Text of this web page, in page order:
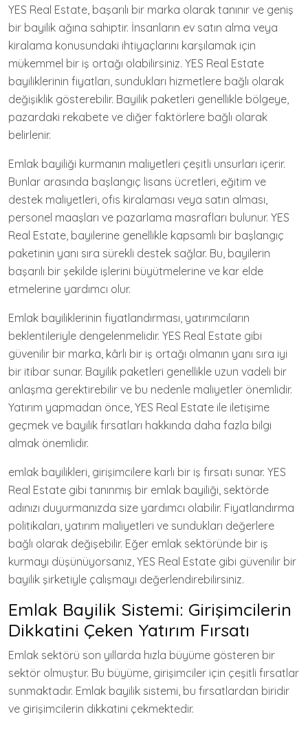
YES Real Estate, başarılı bir marka olarak tanınır ve geniş
bir bayilik ağına sahiptir. İnsanların ev satın alma veya
kiralama konusundaki ihtiyaçlarını karşılamak için
mükemmel bir iş ortağı olabilirsiniz. YES Real Estate
bayiliklerinin fiyatları, sundukları hizmetlere bağlı olarak
değişiklik gösterebilir. Bayilik paketleri genellikle bölgeye,
pazardaki rekabete ve diğer faktörlere bağlı olarak
belirlenir.
Emlak bayiliği kurmanın maliyetleri çeşitli unsurları içerir.
Bunlar arasında başlangıç ​​lisans ücretleri, eğitim ve
destek maliyetleri, ofis kiralaması veya satın alması,
personel maaşları ve pazarlama masrafları bulunur. YES
Real Estate, bayilerine genellikle kapsamlı bir başlangıç ​​
paketinin yanı sıra sürekli destek sağlar. Bu, bayilerin
başarılı bir şekilde işlerini büyütmelerine ve kar elde
etmelerine yardımcı olur.
Emlak bayiliklerinin fiyatlandırması, yatırımcıların
beklentileriyle dengelenmelidir. YES Real Estate gibi
güvenilir bir marka, kârlı bir iş ortağı olmanın yanı sıra iyi
bir itibar sunar. Bayilik paketleri genellikle uzun vadeli bir
anlaşma gerektirebilir ve bu nedenle maliyetler önemlidir.
Yatırım yapmadan önce, YES Real Estate ile iletişime
geçmek ve bayilik fırsatları hakkında daha fazla bilgi
almak önemlidir.
emlak bayilikleri, girişimcilere karlı bir iş fırsatı sunar. YES
Real Estate gibi tanınmış bir emlak bayiliği, sektörde
adınızı duyurmanızda size yardımcı olabilir. Fiyatlandırma
politikaları, yatırım maliyetleri ve sundukları değerlere
bağlı olarak değişebilir. Eğer emlak sektöründe bir iş
kurmayı düşünüyorsanız, YES Real Estate gibi güvenilir bir
bayilik şirketiyle çalışmayı değerlendirebilirsiniz.
Emlak Bayilik Sistemi: Girişimcilerin
Dikkatini Çeken Yatırım Fırsatı
Emlak sektörü son yıllarda hızla büyüme gösteren bir
sektör olmuştur. Bu büyüme, girişimciler için çeşitli fırsatlar
sunmaktadır. Emlak bayilik sistemi, bu fırsatlardan biridir
ve girişimcilerin dikkatini çekmektedir.